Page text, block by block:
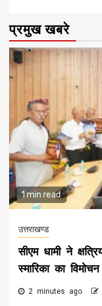
प्रमुख खबरे
1 min read
उत्तराखण्ड
सीएम धामी ने
स्मारिका का
2 minutes ago